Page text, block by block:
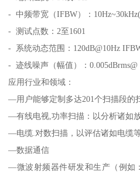
- 中频带宽（IFBW）：
- 测试点数：2至1601
- 系统动态范围：120dB@10Hz
- 迹线噪声（幅值）：0.005dBrms@
应用行业和领域：
—用户能够定制多达201个扫描段的
—有线电视,功率扫描：以分析诸如
—电缆.对数扫描，以评估诸如电缆
—数据通信
—微波射频器件研发和生产（例如